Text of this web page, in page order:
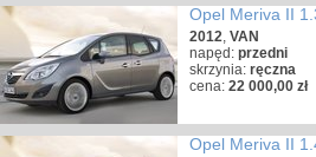
Opel Meriva II
2012, VAN
napęd: przedni
skrzynia: ręczna
cena: 22 000,00 zł
Opel Meriva II